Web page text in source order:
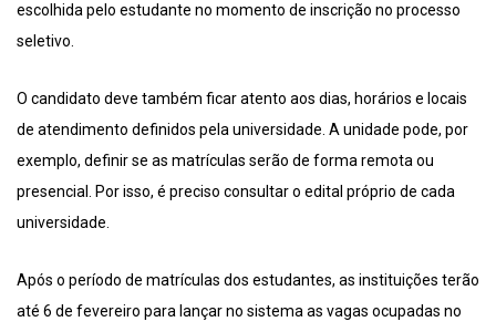
escolhida pelo estudante no momento de inscrição no processo
seletivo.
O candidato deve também ficar atento aos dias, horários e locais
de atendimento definidos pela universidade. A unidade pode, por
exemplo, definir se as matrículas serão de forma remota ou
presencial. Por isso, é preciso consultar o edital próprio de cada
universidade.
Após o período de matrículas dos estudantes, as instituições terão
até 6 de fevereiro para lançar no sistema as vagas ocupadas no